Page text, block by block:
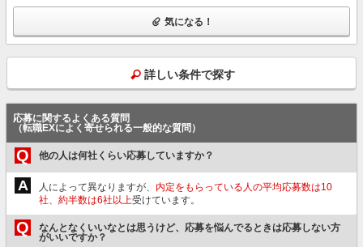
気になる！
詳しい条件で探す
応募に関するよくある質問
（転職EXによく寄せられる一般的な質問）
Q 他の人は何社くらい応募していますか？
A 人によって異なりますが、 内定をもらっている人の平均応募数は10
社、約半数は6社以上受けています。
Q
なんとなくいいなとは思うけど、応募を悩んでるときは応募しない方
がいいですか？